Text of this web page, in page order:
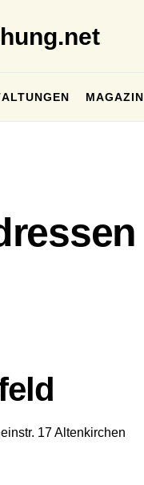
MAGAZIN
17Altenkirchen